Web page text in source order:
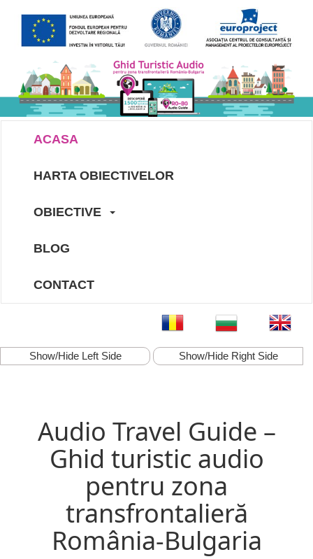
ACASA
HARTA OBIECTIVELOR
OBIECTIVE
BLOG
CONTACT
Show/Hide Left Side Show/Hide Right Side
Audio Travel Guide –
Ghid turistic audio
pentru zona
transfrontalieră
România-Bulgaria